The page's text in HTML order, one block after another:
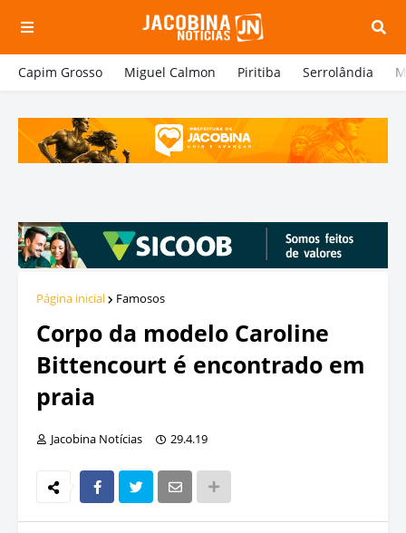
Capim Grosso Miguel Calmon Piritiba Serrolândia
Página inicial Famosos
Corpo da modelo Caroline
Bittencourt é encontrado em
praia
Jacobina Notícias 29.4.19